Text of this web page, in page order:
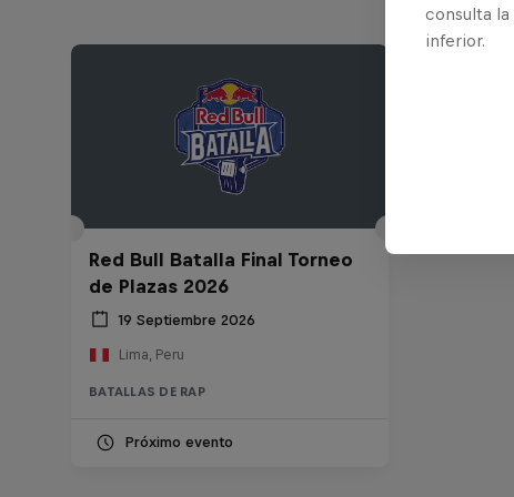
Red Bull Batalla Final Torneo
de Plazas 2026
19 Septiembre 2026
Lima, Peru
BATALLAS DE RAP
Próximo evento
consulta la
inferior.